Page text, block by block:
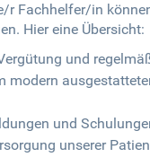
r Fachhelfer/in
Hier eine Übersicht:
und
modern
und
unserer